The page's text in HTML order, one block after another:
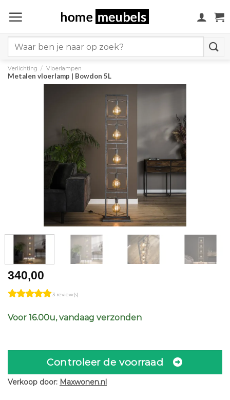
naar
for:
Verlichting / Vloerlampen
Metalen vloerlamp | Bowdon 5L
340,00
3 review(s)
Voor 16.00u, vandaag verzonden
Controleer de voorraad
Verkoop door: Maxwonen.nl